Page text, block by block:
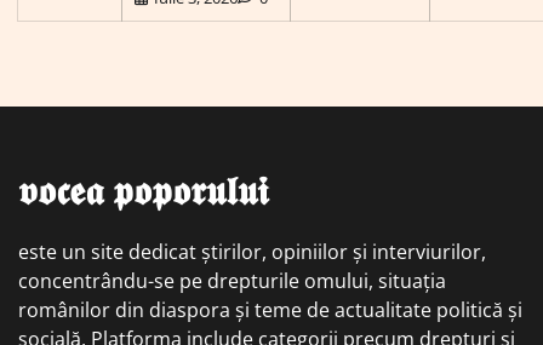
𝖛𝖔𝖈𝖊𝖆 𝖕𝖔𝖕𝖔𝖗𝖚𝖑𝖚𝖎
este un site dedicat știrilor, opiniilor și interviurilor,
concentrându-se pe drepturile omului, situația
românilor din diaspora și teme de actualitate politică și
socială. Platforma include categorii precum drepturi și